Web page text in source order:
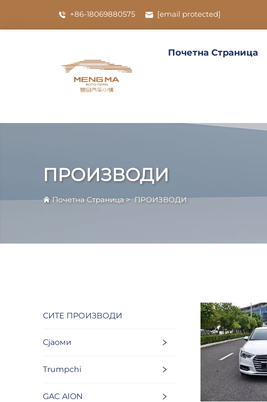
+86-18069880575 [email protected]
Почетна Страница
ПРОИЗВОДИ
Почетна Страница>ПРОИЗВОДИ
СИТЕ ПРОИЗВОДИ
Сјаоми
Trumpchi
GAC AION